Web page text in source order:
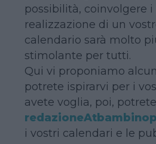
possibilità, coinvolgere
realizzazione di un
calendario sarà molto
stimolante per tutti.
Qui vi proponiamo
potrete ispirarvi per i
avete voglia, poi,
i vostri calendari e le